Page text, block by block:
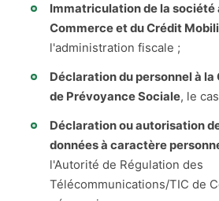
Immatriculation de la société
Commerce et du Crédit
l'administration fiscale ;
Déclaration du personnel à la
de Prévoyance Sociale, le
Déclaration ou autorisation
données à caractère
l'Autorité de Régulation des
Télécommunications/TIC de